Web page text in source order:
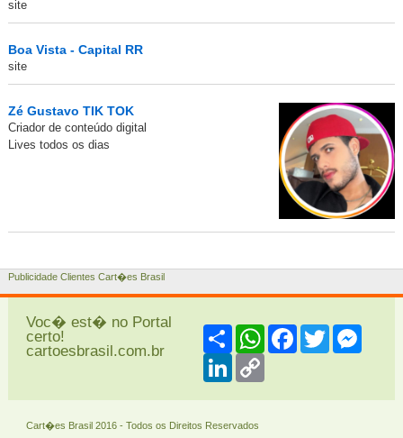
site
Boa Vista - Capital RR
site
Zé Gustavo TIK TOK
Criador de conteúdo digital
Lives todos os dias
Publicidade Clientes Cart�es Brasil
Voc� est� no Portal
certo!
cartoesbrasil.com.br
ShareWhatsAppFacebook
Twitter
LinkedInCopy
Cart�es Brasil 2016 - Todos os Direitos Reservados